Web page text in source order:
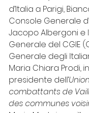
d’Italia a Parigi,
Console Generale
Jacopo Albergoni e
Generale del CGIE
Generale degli
Maria Chiara Prodi,
presidente dell’
combattants de
des communes